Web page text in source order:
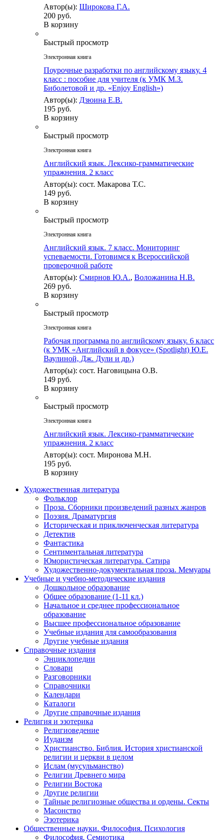
Автор(ы): Широкова Г.А.
200 руб.
В корзину
Быстрый просмотр
Электронная книга
Поурочные разработки по английскому языку. 4
класс : пособие для учителя (к УМК М.З.
Биболетовой и др. «Enjoy English»)
Автор(ы): Дзюина Е.В.
195 руб.
В корзину
Быстрый просмотр
Электронная книга
Английский язык. Лексико-грамматические
упражнения. 2 класс
Автор(ы): сост. Макарова Т.С.
149 руб.
В корзину
Быстрый просмотр
Электронная книга
Английский язык. 7 класс. Мониторинг
успеваемости. Готовимся к Всероссийской
проверочной работе
Автор(ы): Смирнов Ю.А., Воложанина Н.В.
269 руб.
В корзину
Быстрый просмотр
Электронная книга
Рабочая программа по английскому языку. 6 класс
(к УМК «Английский в фокусе» (Spotlight) Ю.Е.
Ваулиной, Дж. Дули и др.)
Автор(ы): сост. Наговицына О.В.
149 руб.
В корзину
Быстрый просмотр
Электронная книга
Английский язык. Лексико-грамматические
упражнения. 2 класс
Автор(ы): сост. Миронова М.Н.
195 руб.
В корзину
Художественная литература
Фольклор
Проза. Сборники произведений разных жанров
Поэзия. Драматургия
Историческая и приключенческая литература
Детектив
Фантастика
Сентиментальная литература
Юмористическая литература. Сатира
Художественно-документальная проза. Мемуары
Учебные и учебно-методические издания
Дошкольное образование
Общее образование (1-11 кл.)
Начальное и среднее профессиональное
образование
Высшее профессиональное образование
Учебные издания для самообразования
Другие учебные издания
Справочные издания
Энциклопедии
Словари
Разговорники
Справочники
Календари
Каталоги
Другие справочные издания
Религия и эзотерика
Религиоведение
Иудаизм
Христианство. Библия. История христианской
религии и церкви в целом
Ислам (мусульманство)
Религии Древнего мира
Религии Востока
Другие религии
Тайные религиозные общества и ордены. Секты
Масонство
Эзотерика
Общественные науки. Философия. Психология
Философия. Семиотика